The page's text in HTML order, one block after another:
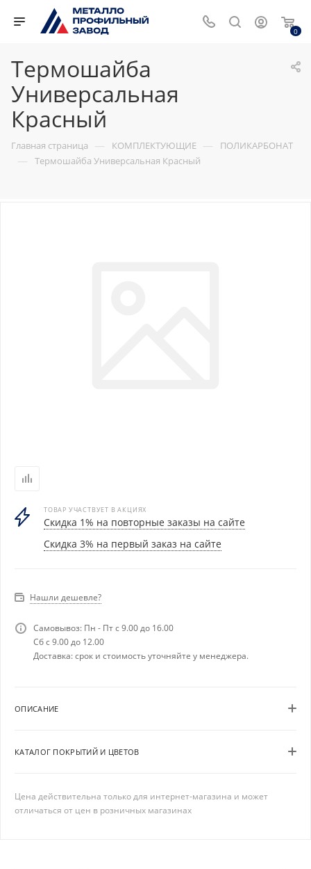
0
Термошайба
Универсальная
Красный
Главная страница — КОМПЛЕКТУЮЩИЕ — ПОЛИКАРБОНАТ
— Термошайба Универсальная Красный
ТОВАР УЧАСТВУЕТ В АКЦИЯХ
Скидка 1% на повторные заказы на сайте
Скидка 3% на первый заказ на сайте
Нашли дешевле?
Самовывоз: Пн - Пт с 9.00 до 16.00
Сб с 9.00 до 12.00
Доставка: срок и стоимость уточняйте у менеджера.
ОПИСАНИЕ
КАТАЛОГ ПОКРЫТИЙ И ЦВЕТОВ
Цена действительна только для интернет-магазина и может
отличаться от цен в розничных магазинах